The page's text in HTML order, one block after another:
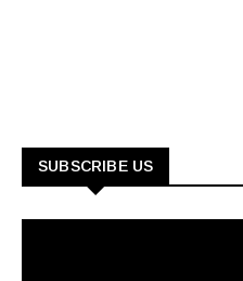
SUBSCRIBE US